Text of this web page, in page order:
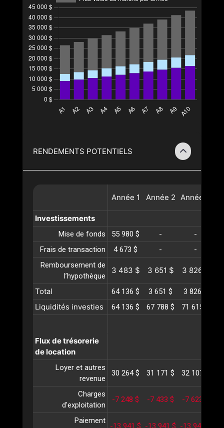
RENDEMENTS POTENTIELS
Année 1 Année 2 Année
Investissements
Mise de fonds 55 980 $ -
-
Frais de transaction
4 673 $ -
-
Remboursement de
l’hypothèque
3 483 $ 3 651 $ 3 826 $
Total 64 136 $ 3 651 $ 3 826 $
Liquidités investies 64 136 $ 67 788 $ 71 615 $
Flux de trésorerie
de location
Loyer et autres
revenue
30 264 $ 31 171 $ 32 107 $
Charges
d'exploitation
-7 248 $ -7 433 $ -7 623 $
Paiement